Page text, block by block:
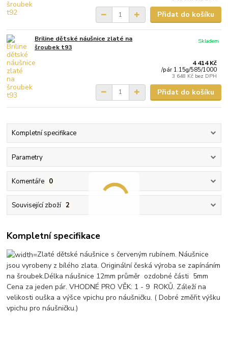
Přidat do košíku
Briline dětské náušnice zlaté na
šroubek t93
4 414 Kč
/pár 1.15g/585/1000
3 648 Kč bez DPH
Skladem
Přidat do košíku
Kompletní specifikace
Parametry
Komentáře 0
Související zboží 2
Kompletní specifikace
Zlaté dětské náušnice s červeným rubínem. Náušnice
jsou vyrobeny z bílého zlata. Originální česká výroba se zapínáním
na šroubek.Délka náušnice 12mm průměr ozdobné části 5mm
Cena za jeden pár. VHODNÉ PRO VĚK: 1 - 9 ROKŮ. Záleží na
velikosti ouška a výšce vpichu pro náušničku. ( Dobré změřit výšku
vpichu pro náušničku.)